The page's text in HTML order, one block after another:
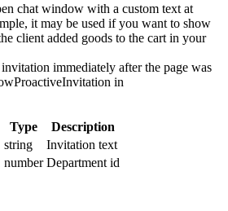
chat window with a custom text at
it may be used if you want to show
client added goods to the cart in your
immediately after the page was
in
Type
Description
string
Invitation text
number Department id